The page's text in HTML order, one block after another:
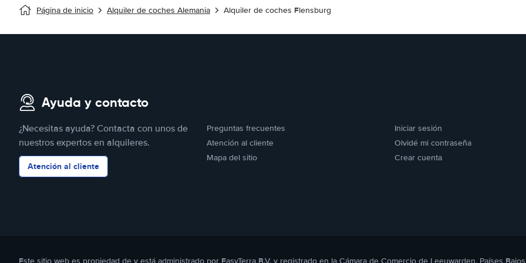
Página de inicio Alquiler de coches Alemania Alquiler de coches Flensburg
Ayuda y contacto
¿Necesitas ayuda? Contacta con unos de
nuestros expertos en alquileres.
Atención al cliente
Preguntas frecuentes
Atención al cliente
Mapa del sitio
Iniciar sesión
Olvidé mi contraseña
Crear cuenta
Este sitio web es propiedad de y está administrado por EasyTerra B.V. y registrado en la Cámara de Comercio de Leeuwarden, Países